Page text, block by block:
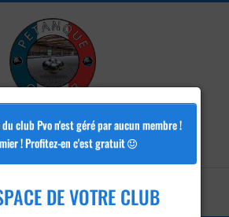
Pvo
club Pvo n'est géré par aucun membre !
! Profitez-en c'est gratuit
DE VOTRE CLUB